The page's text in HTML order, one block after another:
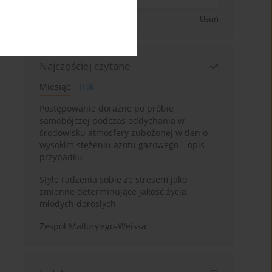
Usuń
Najczęściej czytane
Miesiąc
Rok
Postępowanie doraźne po próbie
samobójczej podczas oddychania w
środowisku atmosfery zubożonej w tlen o
wysokim stężeniu azotu gazowego – opis
przypadku
Style radzenia sobie ze stresem jako
zmienne determinujące jakość życia
młodych dorosłych
Zespół Mallory’ego-Weissa